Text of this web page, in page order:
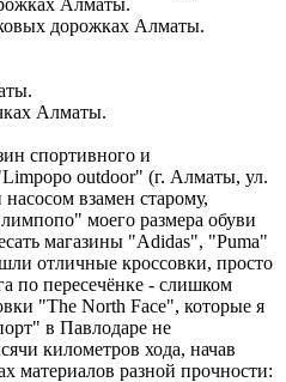
дорожках Алматы.
Алматы.
спортивного и
outdoor" (г. Алматы, ул.
взамен старому,
моего размера обуви
магазины "Adidas", "Puma"
отличные кроссовки, просто
по пересечёнке - слишком
"The North Face", которые я
в Павлодаре не
километров хода, начав
материалов разной прочности: